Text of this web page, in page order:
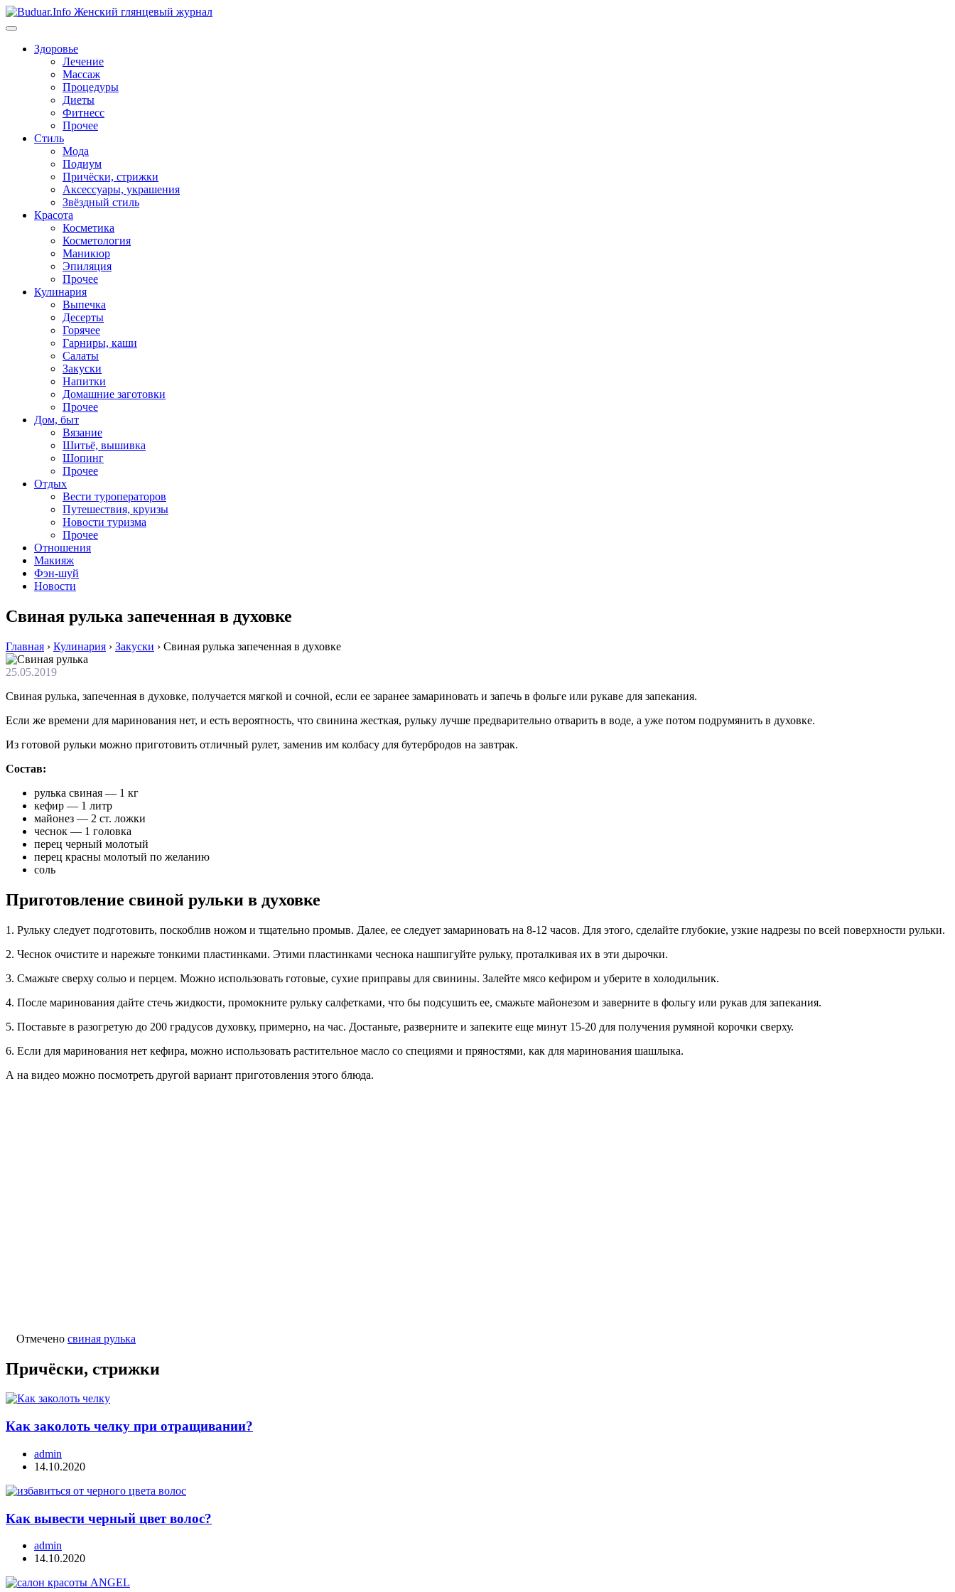
Перейти
к
Здоровье
Лечение
Массаж
Процедуры
Диеты
Фитнесс
Прочее
Стиль
Мода
Подиум
Причёски, стрижки
Аксессуары, украшения
Звёздный стиль
Красота
Косметика
Косметология
Маникюр
Эпиляция
Прочее
Кулинария
Выпечка
Десерты
Горячее
Гарниры, каши
Салаты
Закуски
Напитки
Домашние заготовки
Прочее
Дом, быт
Вязание
Шитьё, вышивка
Шопинг
Прочее
Отдых
Вести туроператоров
Путешествия, круизы
Новости туризма
Прочее
Отношения
Макияж
Фэн-шуй
Новости
Свиная рулька запеченная в духовке
Главная › Кулинария › Закуски › Свиная рулька запеченная в духовке
25.05.2019
Свиная рулька, запеченная в духовке, получается мягкой и сочной, если ее заранее замариновать и запечь в фольге или рукаве для запекания.
Если же времени для маринования нет, и есть вероятность, что свинина жесткая, рульку лучше предварительно отварить в воде, а уже потом подрумянить в духовке.
Из готовой рульки можно приготовить отличный рулет, заменив им колбасу для бутербродов на завтрак.
Состав:
рулька свиная — 1 кг
кефир — 1 литр
майонез — 2 ст. ложки
чеснок — 1 головка
перец черный молотый
перец красны молотый по желанию
соль
Приготовление свиной рульки в духовке
1. Рульку следует подготовить, поскоблив ножом и тщательно промыв. Далее, ее следует замариновать на 8-12 часов. Для этого, сделайте глубокие, узкие надрезы по всей поверхности рульки.
2. Чеснок очистите и нарежьте тонкими пластинками. Этими пластинками чеснока нашпигуйте рульку, проталкивая их в эти дырочки.
3. Смажьте сверху солью и перцем. Можно использовать готовые, сухие приправы для свинины. Залейте мясо кефиром и уберите в холодильник.
4. После маринования дайте стечь жидкости, промокните рульку салфетками, что бы подсушить ее, смажьте майонезом и заверните в фольгу или рукав для запекания.
5. Поставьте в разогретую до 200 градусов духовку, примерно, на час. Достаньте, разверните и запеките еще минут 15-20 для получения румяной корочки сверху.
6. Если для маринования нет кефира, можно использовать растительное масло со специями и пряностями, как для маринования шашлыка.
А на видео можно посмотреть другой вариант приготовления этого блюда.
Отмечено свиная рулька
Причёски, стрижки
Как заколоть челку при отращивании?
admin
14.10.2020
Как вывести черный цвет волос?
admin
14.10.2020